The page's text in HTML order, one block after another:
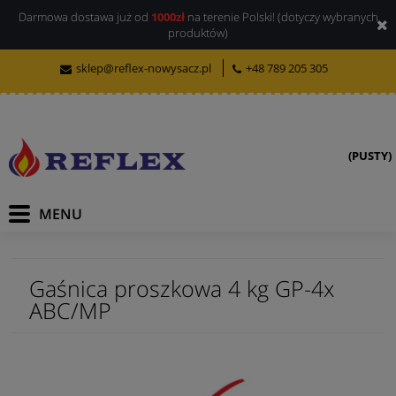
Darmowa dostawa już od 1000złna terenie Polski! (dotyczy wybranych
produktów)
sklep@reflex-nowysacz.pl +48 789 205 305
(PUSTY)
Gaśnica proszkowa 4 kg GP-4x
ABC/MP